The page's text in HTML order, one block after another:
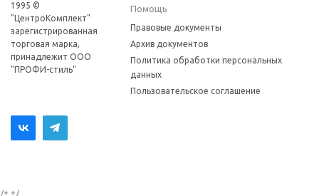
1995 ©
"ЦентроКомплект"
зарегистрированная
торговая марка,
принадлежит ООО
"ПРОФИ-стиль"
Помощь
Правовые документы
Архив документов
Политика обработки персональных
данных
Пользовательское соглашение
/* */